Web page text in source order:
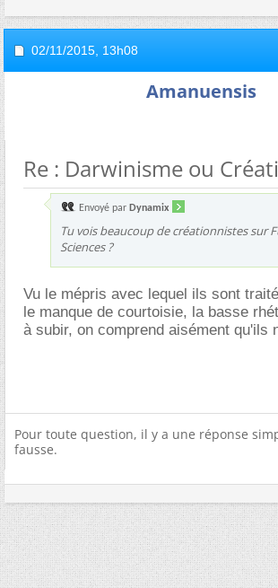
02/11/2015, 13h08
Amanuensis
Re : Darwinisme ou
Envoyé par Dynamix
Tu vois beaucoup de créationnistes sur
Sciences ?
Vu le mépris avec lequel ils sont
le manque de courtoisie, la basse
à subir, on comprend aisément qu'ils
Pour toute question, il y a une réponse
fausse.